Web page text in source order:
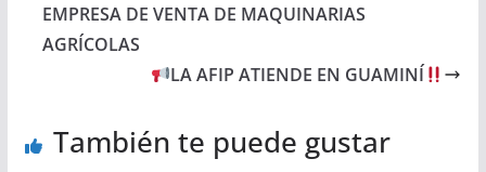
EMPRESA DE VENTA DE MAQUINARIAS
AGRÍCOLAS
LA AFIP ATIENDE EN GUAMINÍ
También te puede gustar